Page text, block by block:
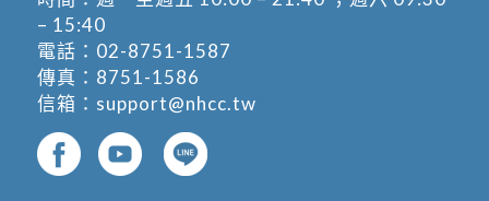
– 15:40
電話： 02-8751-1587
傳真：8751-1586
信箱： support@nhcc.tw